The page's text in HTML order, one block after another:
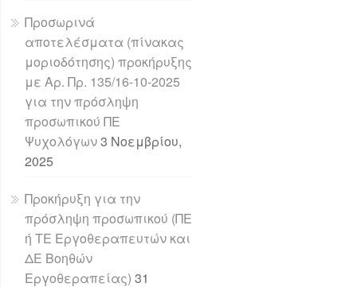
Προσωρινά
αποτελέσματα (πίνακας
μοριοδότησης) προκήρυξης
με Αρ. Πρ. 135/16-10-2025
για την πρόσληψη
προσωπικού ΠΕ
Ψυχολόγων3 Νοεμβρίου,
2025
Προκήρυξη για την
πρόσληψη προσωπικού (ΠΕ
ή ΤΕ Εργοθεραπευτών και
ΔΕ Βοηθών
Εργοθεραπείας) 31